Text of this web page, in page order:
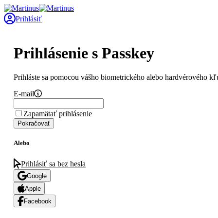
Prihlásiť
Prihlásenie s Passkey
Prihláste sa pomocou vášho biometrického alebo hardvérového
E-mail
Zapamätať prihlásenie
Pokračovať
Alebo
Prihlásiť sa bez hesla
Google
Apple
Facebook